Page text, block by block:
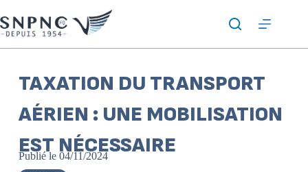
TAXATION DU TRANSPORT
AÉRIEN : UNE MOBILISATION
EST NÉCESSAIRE
Publié le 04/11/2024